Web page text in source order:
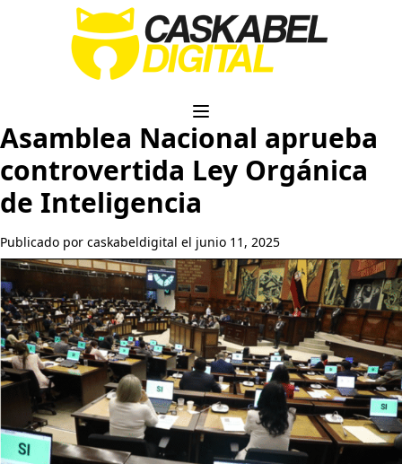
Asamblea Nacional aprueba
controvertida Ley Orgánica
de Inteligencia
Publicado por caskabeldigital el junio 11, 2025